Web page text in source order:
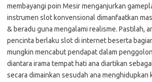
membayangi poin Mesir menganjurkan
instrumen slot konvensional dimanfaatkan
& beradu guna mengalami realisme. Pastilah,
pencinta berlaku slot di internet beserta
mungkin mencabut pendapat dalam
diantara irama tempat hati ana diartikan
secara dimainkan sesudah ana menghidupkan